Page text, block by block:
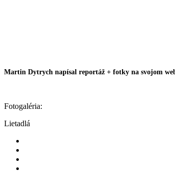
Martin Dytrych napísal reportáž + fotky na svojom
Fotogaléria:
Lietadlá